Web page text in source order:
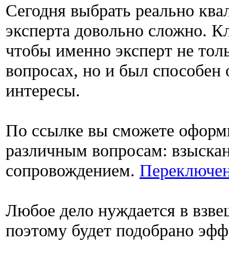
Сегодня выбрать реально
эксперта довольно сложно.
чтобы именно эксперт не
вопросах, но и был
интересы.
По ссылке вы сможете
различным вопросам:
сопровождением.
Любое дело нуждается в
поэтому будет подобрано